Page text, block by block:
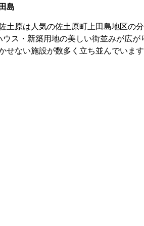
島
土原は人気の佐土原町上田島地区の分
ス・新築用地の美しい街並みが広が
せない施設が数多く立ち並んでいます